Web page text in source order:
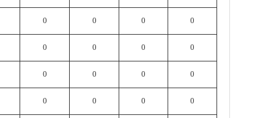
0 0 0 0
0 0 0 0
0 0 0 0
0 0 0 0